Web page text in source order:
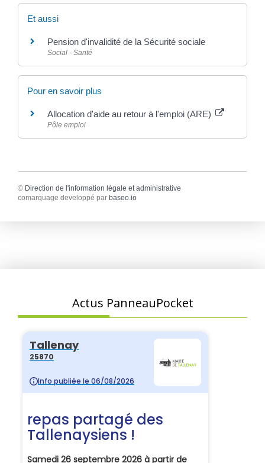
Et aussi
Pension d'invalidité de la Sécurité sociale
Social - Santé
Pour en savoir plus
Allocation d'aide au retour à l'emploi (ARE)
Pôle emploi
© Direction de l'information légale et administrative
comarquage developpé par baseo.io
Actus PanneauPocket